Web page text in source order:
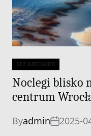
Categories
BEZ KATEGORII
Noclegi blisko
centrum
Byadmin 2025-